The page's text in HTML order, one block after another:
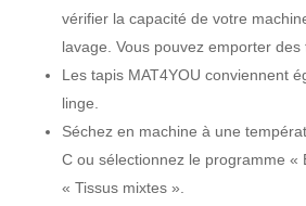
vérifier la capacité de votre
lavage. Vous pouvez emporter
Les tapis MAT4YOU conviennent
linge.
Séchez en machine à une
C ou sélectionnez le programme «
« Tissus mixtes ».